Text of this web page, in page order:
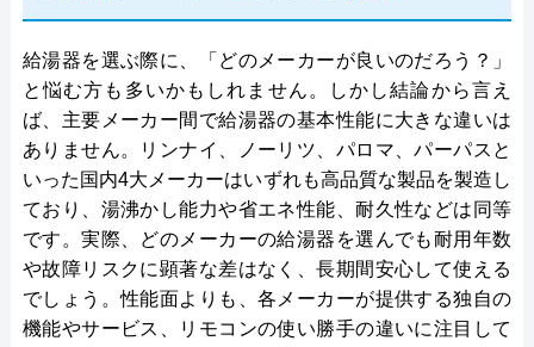
給湯器を選ぶ際に、「どのメーカーが良いのだろう？」
と悩む方も多いかもしれません。しかし結論から言え
ば、主要メーカー間で給湯器の基本性能に大きな違いは
ありません。リンナイ、ノーリツ、パロマ、パーパスと
いった国内4大メーカーはいずれも高品質な製品を製造し
ており、湯沸かし能力や省エネ性能、耐久性などは同等
です。実際、どのメーカーの給湯器を選んでも耐用年数
や故障リスクに顕著な差はなく、長期間安心して使える
でしょう。性能面よりも、各メーカーが提供する独自の
機能やサービス、リモコンの使い勝手の違いに注目して